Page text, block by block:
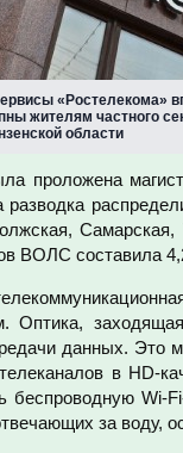
«Ростелекома»
жителям частного
области
проложена
разводка
ВОЛС составила
Оптика,
данных. Это
в HD-
беспроводную
за воду,